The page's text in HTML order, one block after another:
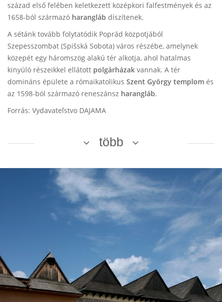
század első felében keletkezett középkori falfestmények és az
1658-ból származó harangláb díszítenek.
A sétánk tovább folytatódik Poprád közpotjából
Szepesszombat (Spišská Sobota) város részébe, amelynek
közepét egy háromszög alakú tér alkotja, ahol hatalmas
kinyúló részeikkel ellátott polgárházak vannak. A tér
domináns épülete a rómaikatolikus Szent György templom és
az 1598-ból származó reneszánsz harangláb.
Forrás: Vydavateľstvo DAJAMA
több